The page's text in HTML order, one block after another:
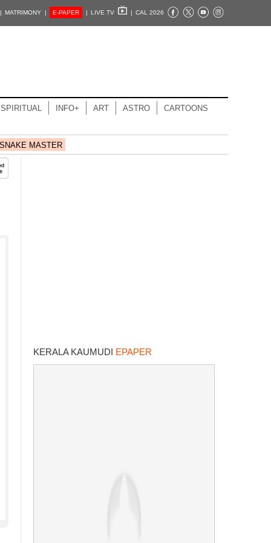
MATRIMONY | E-PAPER | LIVE TV | CAL 2026
SPIRITUAL INFO+ ART ASTRO CARTOONS
MASTER
KERALA KAUMUDI EPAPER